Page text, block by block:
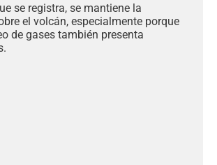
se registra, se mantiene la
el volcán, especialmente porque
de gases también presenta